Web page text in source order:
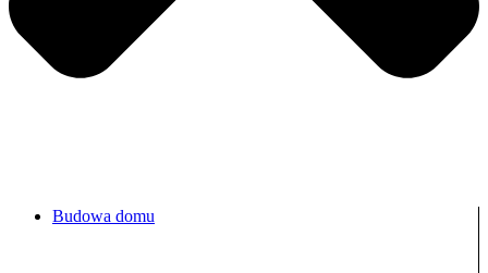
Budowa domu